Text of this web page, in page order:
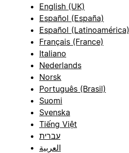
English (UK)
Español (España)
Español (Latinoamérica)
Français (France)
Italiano
Nederlands
Norsk
Português (Brasil)
Suomi
Svenska
Tiếng Việt
עברית
العربية